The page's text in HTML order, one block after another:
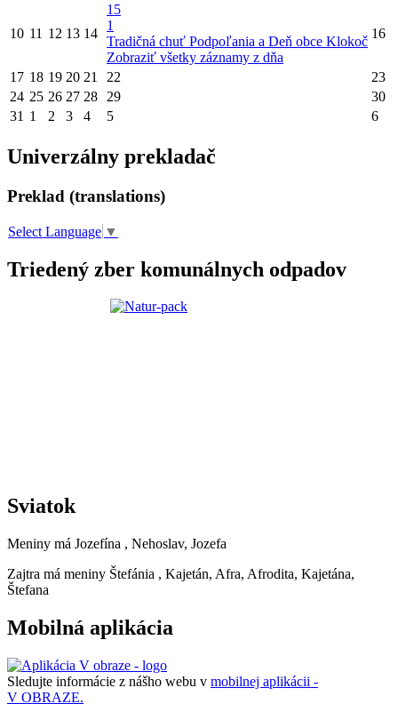
10 11 12 13 14
15
1
Tradičná chuť Podpoľania a Deň obce Klokoč
Zobraziť všetky záznamy z dňa
16
17 18 19 20 21 22
23
24 25 26 27 28 29
30
31 1 2 3 4 5 6
Univerzálny prekladač
Preklad (translations)
Select Language ▼
Triedený zber komunálnych odpadov
Sviatok
Meniny má Jozefína , Nehoslav, Jozefa
Zajtra má meniny Štefánia , Kajetán, Afra, Afrodita, Kajetána,
Štefana
Mobilná aplikácia
Sledujte informácie z nášho webu v mobilnej aplikácii -
V OBRAZE.